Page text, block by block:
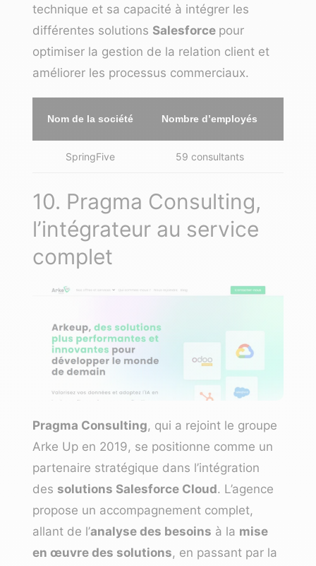
technique et sa capacité à intégrer les
différentes solutions Salesforce pour
optimiser la gestion de la relation client et
améliorer les processus commerciaux.
Nom de la société Nombre d’employés
SpringFive 59 consultants
10. Pragma Consulting,
l’intégrateur au service
complet
Pragma Consulting, qui a rejoint le groupe
Arke Up en 2019, se positionne comme un
partenaire stratégique dans l’intégration
des solutions Salesforce Cloud. L’agence
propose un accompagnement complet,
allant de l’analyse des besoins à la mise
en œuvre des solutions, en passant par la